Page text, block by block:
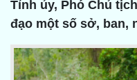
Tỉnh ủy, Phó Chủ
đạo một số sở, ban,